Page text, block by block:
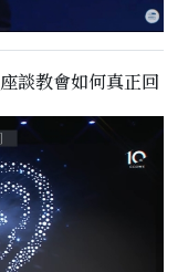
談教會如何真正回